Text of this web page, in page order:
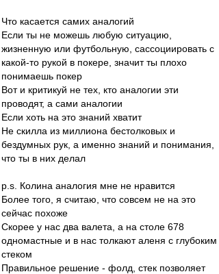
Что касается самих аналогий
Если ты не можешь любую ситуацию,
жизненную или футбольную, сассоциировать с
какой-то рукой в покере, значит ты плохо
понимаешь покер
Вот и критикуй не тех, кто аналогии эти
проводят, а сами аналогии
Если хоть на это знаний хватит
Не скилла из миллиона бестолковых и
бездумных рук, а именно знаний и понимания,
что ты в них делал
p.s. Колина аналогия мне не нравится
Более того, я считаю, что совсем не на это
сейчас похоже
Скорее у нас два валета, а на столе 678
одномастные и в нас толкают аленя с глубоким
стеком
Правильное решение - фолд, стек позволяет